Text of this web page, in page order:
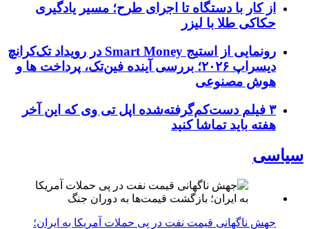
از کار با دستگاه تا اجرای طرح؛ مسیر یادگیری
حکاکی طلا با لیزر
رونمایی از استیج Smart Money در رویداد تک‌کرانچ
دیسراپ ۲۰۲۶؛ بررسی آینده فین‌تک، پرداخت‌ ها و
هوش مصنوعی
۳ فیلم دست‌کم‌گرفته‌شده اپل تی وی که این آخر
هفته باید تماشا کنید
سیاسی
جهش ناگهانی قیمت نفت در پی حملات آمریکا به ایران؛